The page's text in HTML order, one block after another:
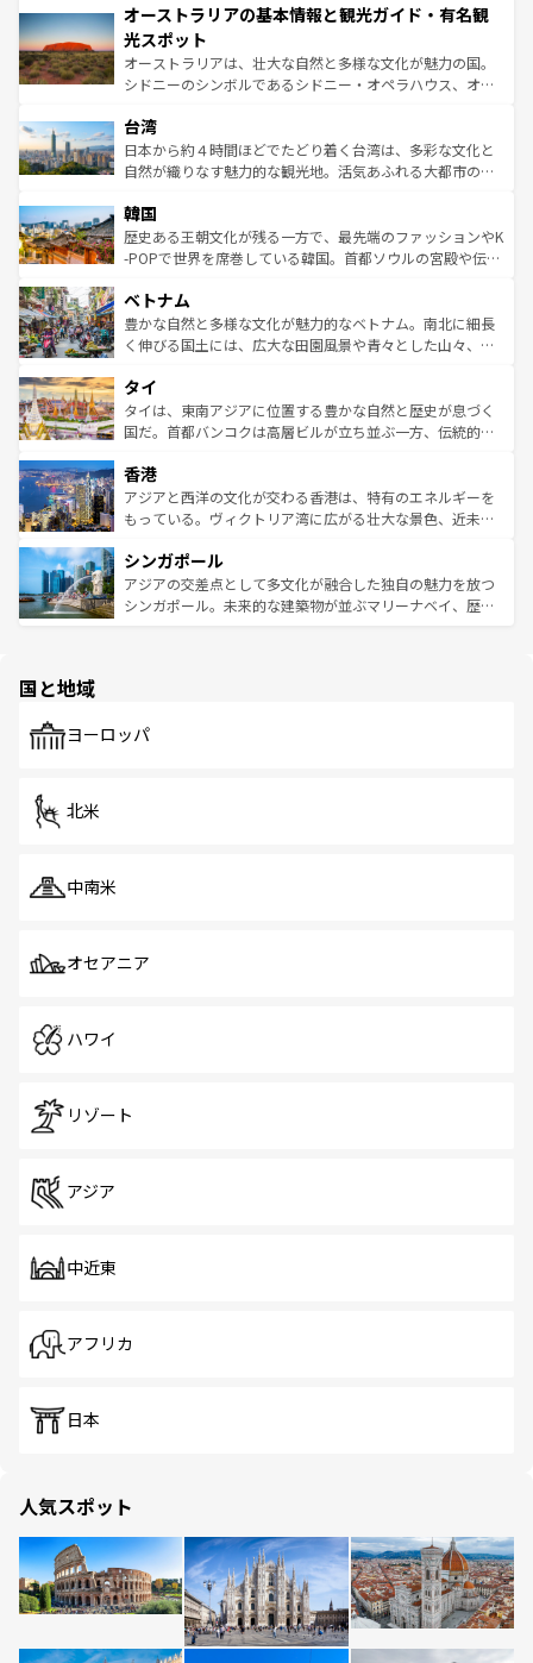
部のニューオーリンズでは、音楽と美食が融合した独特の
文化が魅力。旅行者はアメリカの各地域で異なる魅力を楽
しみながら、その多様性と豊かな歴史を感じることができ
るだろう。車でのロードトリップや列車の旅も、アメリカ
情報は
ワイ島は見逃せない。また、定番の観光地といえばオアフ
島だが、静かな自然を求めるならマウイ島やカウアイ島が
おすすめ。エメラルドグリーンに輝く海をはじめ、豊かな
文化や歴史が息づいている。「アロハスピリット」と呼ば
人々、おいしいローカルフードやハワイアンミュージッ
ク、伝統的なフラダンスなど、すべてがハワイの魅力を彩
っている。訪れるたびに新しい発見と感動が待っているハ
はコンテンツ一覧
オーストラリアの基本情報と観光ガイド・有名観
光スポット
オーストラリアは、壮大な自然と多様な文化が魅力の国。
シドニーのシンボルであるシドニー・オペラハウス、オー
リアリーフや大陸中央部にそびえるウルル（エアーズロッ
ク）、タスマニアの美しい原生林やケアンズの熱帯雨林な
ど、見どころがたくさん。また、カフェやワイン、オージ
いる。アクティビティも充実しており、サーフィンやダイ
ビング、ハイキングなど、アウトドア好きにはたまらな
い。オーストラリアの多彩な魅力を存分に味わいつくそ
参照してほしい。
台湾
日本から約４時間ほどでたどり着く台湾は、多彩な文化と
自然が織りなす魅力的な観光地。活気あふれる大都市の台
ン）、静ひつな山岳地帯である台湾東部など、都市の喧騒
と山間の静けさが共存しており、訪れる人に新しい発見と
驚きをもたらしてくれる。また、奥深い台湾の食文化も魅
容にもいいと評判のスイーツなど、バラエティ豊かな料理
が味わえる。 なお、新着の台湾情報は コンテンツ一覧を参
照してほしい。
韓国
歴史ある王朝文化が残る一方で、最先端のファッションやK
-POPで世界を席巻している韓国。首都ソウルの宮殿や伝統
き、地方に足を延ばせば四季折々の自然美を楽しむことが
できる。そして、キムチや焼肉、絶品のストリートフード
まで、さまざまな韓国料理が待っている。夜には、韓国な
リティに包まれながら、韓国の多彩な魅力を心ゆくまで味
わってみてほしい。 なお、新着の韓国情報はコンテンツ一
覧を参照してほしい。
ベトナム
豊かな自然と多様な文化が魅力的なベトナム。南北に細長
く伸びる国土には、広大な田園風景や青々とした山々、世
急速な発展と共に伝統が息づく。ハノイの古い町並みやホ
ーチミン市のフランス統治時代の建物も、独特の雰囲気を
醸し出している。また、バラエティの豊かさとおいしさで
とつ。フォーやバインミー、ベトナムコーヒーなどは、ぜ
ひ現地で味わいたい。どの地域を訪れてもあたたかい人々
が旅行者を迎えてくれるので、きっと忘れられない旅にな
参照してほしい。
タイ
タイは、東南アジアに位置する豊かな自然と歴史が息づく
国だ。首都バンコクは高層ビルが立ち並ぶ一方、伝統的な
の活気が交差している。北部ではチェンマイなどの山岳地
帯で自然と触れ合い、南部ではプーケットやクラビの美し
いビーチでリゾート気分を楽しむことができる。タイ料理
激する。気候は一年中温暖で、どの季節にも異なる楽しみ
が待っている。親しみやすいタイの人々、仏教を中心とし
た文化、そして多様な観光資源が、訪れる旅人を魅了し続
香港
アジアと西洋の文化が交わる香港は、特有のエネルギーを
もっている。ヴィクトリア湾に広がる壮大な景色、近未来
み、どこを訪れても感動するはず。観光スポットが密集し
ており、効率よく見どころを回れるのも魅力。息をのむよ
うな絶景から文化的な体験まで、香港を存分に楽しみ尽く
シンガポール
アジアの交差点として多文化が融合した独自の魅力を放つ
シンガポール。未来的な建築物が並ぶマリーナベイ、歴史
で、ホーカーズは地元の風情を楽しめる外せないスポット
国と地域
ヨーロッパ
北米
中南米
オセアニア
ハワイ
リゾート
アジア
中近東
アフリカ
日本
人気スポット